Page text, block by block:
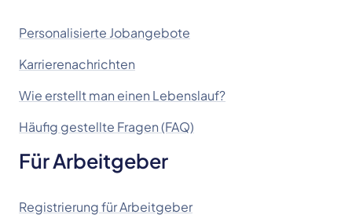
Personalisierte Jobangebote
Karrierenachrichten
Wie erstellt man einen Lebenslauf?
Häufig gestellte Fragen (FAQ)
Für Arbeitgeber
Registrierung für Arbeitgeber